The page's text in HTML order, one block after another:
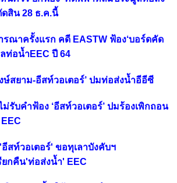
สิน 28 ธ.ค.นี้
รณาครั้งแรก คดี EASTW ฟ้อง‘บอร์ดคัด
ท่อน้ำEEC ปี 64
งษ์สยาม-อีสท์วอเตอร์’ ปมท่อส่งน้ำอีอีซี
ม่รับคำฟ้อง ‘อีสท์วอเตอร์’ ปมร้องเพิกถอน
สท์วอเตอร์' ขอทุเลาบังคับฯ
ยกคืน'ท่อส่งน้ำ' EEC